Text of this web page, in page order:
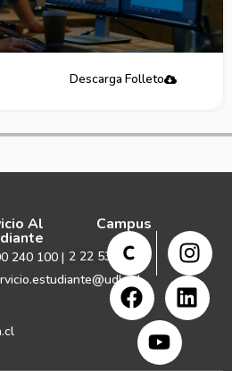
Descarga Folleto
Al
240 100 | 2 22 531 999
Campus